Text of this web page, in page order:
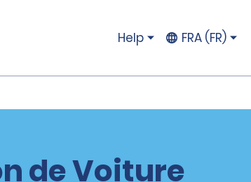
Help FRA (FR)
de Voiture